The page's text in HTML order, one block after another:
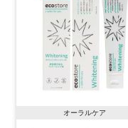
【原産国】
【ディッシュウォッシ
【テーブル＆キッチン
【メーカー品番】
店舗でお問い合わせの
オーラルケア